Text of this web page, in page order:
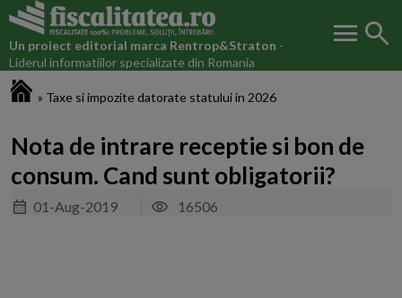
Un proiect editorial marca Rentrop&Straton -
Liderul informatiilor specializate din Romania
menu search
» Taxe si impozite datorate statului in 2026
Nota de intrare receptie si bon de
consum. Cand sunt obligatorii?
01-Aug-2019 16506